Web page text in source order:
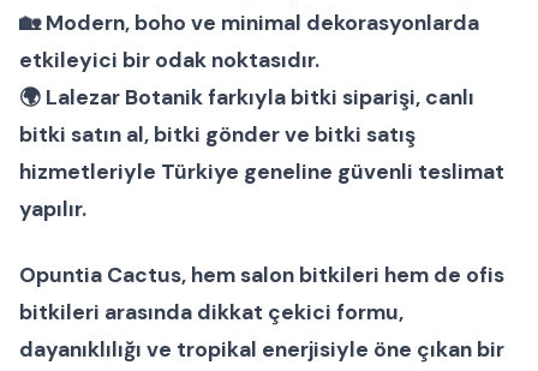
🏡 Modern, boho ve minimal dekorasyonlarda
etkileyici bir odak noktasıdır.
🌍 Lalezar Botanik farkıyla bitki siparişi, canlı
bitki satın al, bitki gönderve bitki satış
hizmetleriyle Türkiye geneline güvenli teslimat
yapılır.
Opuntia Cactus, hemsalon bitkileri hem de ofis
bitkileri arasında dikkat çekici formu,
dayanıklılığı ve tropikal enerjisiyle öne çıkan bir